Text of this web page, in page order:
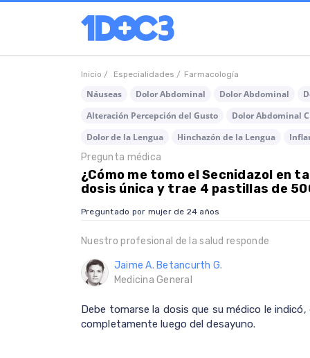
Inicio / Especialidades / Farmacología
Náuseas Dolor Abdominal Dolor Abdominal
Alteración Percepción del Gusto
Dolor Abdominal
Dolor de la Lengua
Hinchazón de la Lengua
Pregunta médica
¿Cómo me tomo el Secnidazol en
dosis única y trae 4 pastillas de
Preguntado por mujer de 24 años
Nuestro profesional de la salud responde
Jaime A. Betancurth G.
Medicina General
Debe tomarse la dosis que su médico le
completamente luego del desayuno.